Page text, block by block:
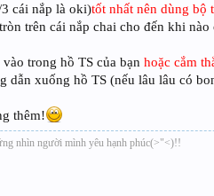
3 cái nắp là oki)tốt nhất nên dùng bộ
trên cái nắp chai cho đến khi
vào trong hồ TS của bạnhoặc cắm
dẫn xuống hồ TS (nếu lâu lâu có
thêm!
nhìn người mình yêu hạnh phúc(>"<)!!